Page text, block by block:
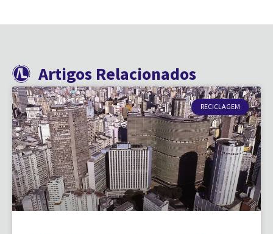
Artigos Relacionados
RECICLAGEM